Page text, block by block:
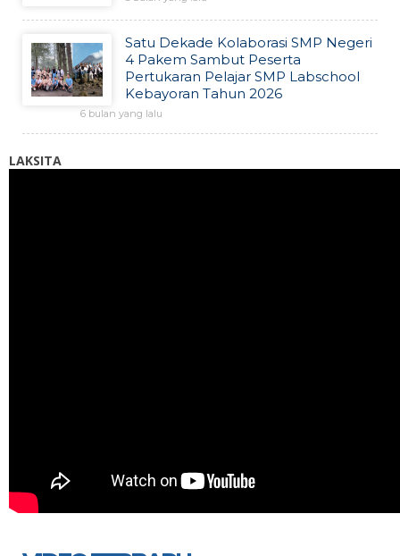
Satu Dekade Kolaborasi SMP Negeri
4 Pakem Sambut Peserta
Pertukaran Pelajar SMP Labschool
Kebayoran Tahun 2026
6 bulan yang lalu
LAKSITA